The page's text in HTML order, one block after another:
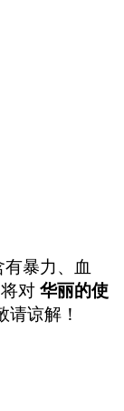
暴力、血
对 华丽的使
谅解！